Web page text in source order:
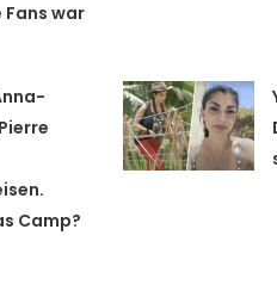
Fans war
Camp?